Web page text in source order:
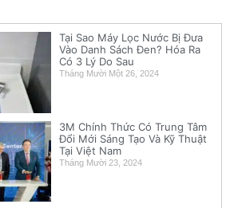
Tại Sao Máy Lọc Nước Bị Đưa
Vào Danh Sách Đen? Hóa Ra
Có 3 Lý Do Sau
Tháng Mười Một 26, 2024
3M Chính Thức Có Trung Tâm
Đổi Mới Sáng Tạo Và Kỹ Thuật
Tại Việt Nam
Tháng Mười 23, 2024